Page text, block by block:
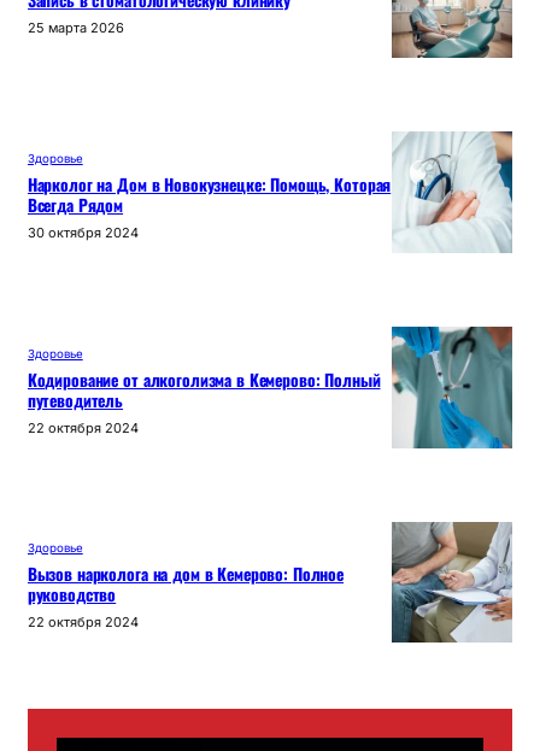
25 марта 2026
Здоровье
Нарколог на Дом в Новокузнецке: Помощь, Которая
Всегда Рядом
30 октября 2024
Здоровье
Кодирование от алкоголизма в Кемерово: Полный
путеводитель
22 октября 2024
Здоровье
Вызов нарколога на дом в Кемерово: Полное
руководство
22 октября 2024